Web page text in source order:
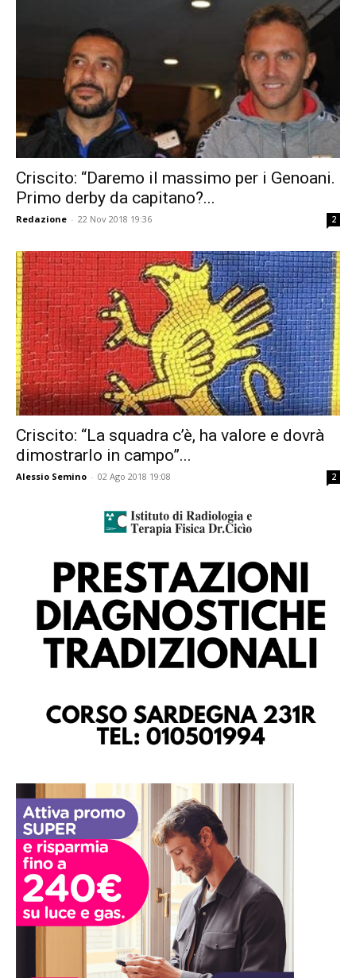
Criscito: “Daremo il massimo per i Genoani.
Primo derby da capitano?...
Redazione - 22 Nov 2018 19:36 2
Criscito: “La squadra c’è, ha valore e dovrà
dimostrarlo in campo”...
Alessio Semino - 02 Ago 2018 19:08 2